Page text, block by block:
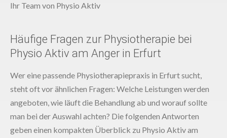
Ihr Team von Physio Aktiv
Häufige Fragen zur Physiotherapie bei
Physio Aktiv am Anger in Erfurt
Wer eine passende Physiotherapiepraxis in Erfurt sucht,
steht oft vor ähnlichen Fragen: Welche Leistungen werden
angeboten, wie läuft die Behandlung ab und worauf sollte
man bei der Auswahl achten? Die folgenden Antworten
geben einen kompakten Überblick zu Physio Aktiv am